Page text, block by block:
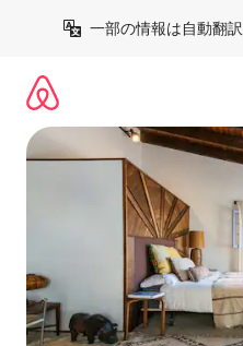
一部の情報は自動翻訳